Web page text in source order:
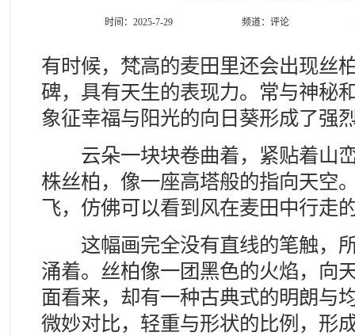
时间：2025-7-29 频道： 评论
有时候，梵高的麦田里还会出现丝
碑，具有天生的表现力。常与神秘
象征幸福与阳光的向日葵形成了强
云朵一块块卷曲着，紧贴着山
株丝柏，像一座高塔般的指向天空
飞，仿佛可以看到风在麦田中行走
这幅画完全没有直线的笔触，
涌着。丝柏像一团黑色的火焰，向
面看来，却有一种古典式的明朗与
微妙对比，轻重与形状的比例，形